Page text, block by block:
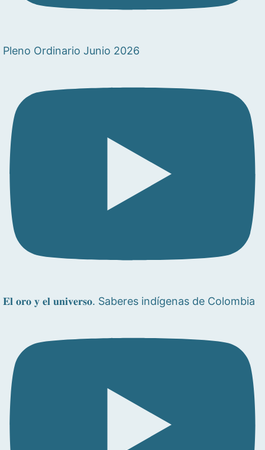
Pleno Ordinario Junio 2026
𝐄𝐥 𝐨𝐫𝐨 𝐲 𝐞𝐥 𝐮𝐧𝐢𝐯𝐞𝐫𝐬𝐨. Saberes indígenas de Colombia